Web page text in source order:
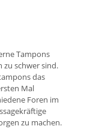
Tampons
zu schwer sind.
das
Mal
Foren im
zu machen.